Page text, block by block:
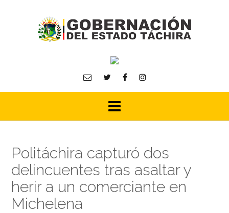
Politáchira capturó dos
delincuentes tras asaltar y
herir a un comerciante en
Michelena